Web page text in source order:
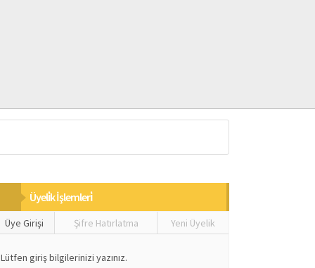
Üyeli̇k İşlemleri̇
Üye Girişi Şifre Hatırlatma Yeni Üyelik
Lütfen giriş bilgilerinizi yazınız.